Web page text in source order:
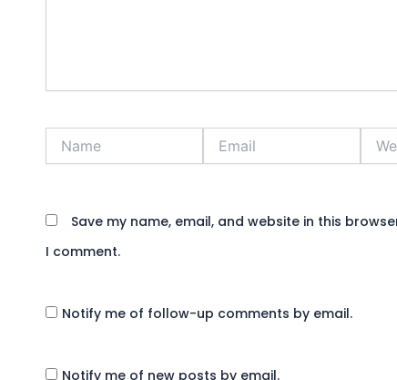
Save my name, email, and website in this
I comment.
Notify me of follow-up comments by email.
Notify me of new posts by email.